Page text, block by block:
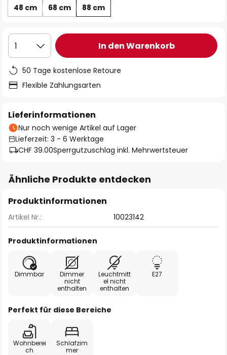
48 cm
68 cm 88 cm
1 In den Warenkorb
50 Tage kostenlose Retoure
Flexible Zahlungsarten
Lieferinformationen
Nur noch wenige Artikel auf Lager
Lieferzeit: 3 - 6 Werktage
CHF 39.00Sperrgutzuschlag inkl. Mehrwertsteuer
Ähnliche Produkte entdecken
Produktinformationen
Artikel Nr.: 10023142
Produktinformationen
Dimmbar
Dimmer
nicht
enthalten
Leuchtmitt
el nicht
enthalten
E27
Perfekt für diese Bereiche
Wohnberei
ch
Schlafzim
mer